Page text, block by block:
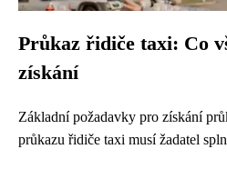
Průkaz řidiče taxi: Co
získání
Základní požadavky pro získání
průkazu řidiče taxi musí žadatel